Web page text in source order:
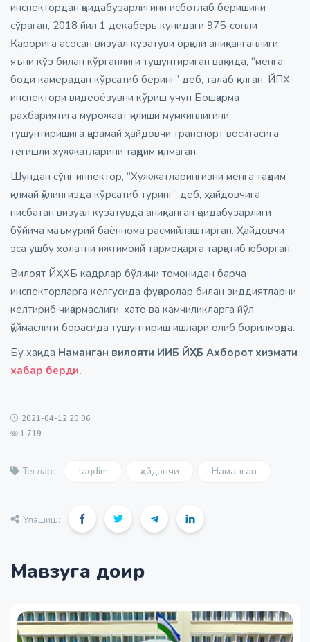
инспектордан қоидабузарлигини исботлаб беришини
сўраган, 2018 йил 1 декаберь кунидаги 975-сонли
Қарорига асосан визуал кузатуви орқали аниқланганлиги
яъни кўз билан кўрганлиги тушунтириган вақтида, “менга
боди камерадан кўрсатиб беринг” деб, талаб қилган, ЙПХ
инспектори видеоёзувни кўриш учун Бошқарма
рахбариятига мурожаат қилиши мумкинлигини
тушунтиришига қарамай ҳайдовчи транспорт воситасига
тегишли хужжатларини тақдим қилмаган.
Шундан сўнг инпектор, “Хужжатларингизни менга тақдим
қилмай қўлингизда кўрсатиб туринг” деб, ҳайдовчига
нисбатан визуал кузатувда аниқланган қоидабузарлиги
бўйича маъмурий баённома расмийлаштирган. Ҳайдовчи
эса ушбу ҳолатни ижтимоий тармоқларга тарқатиб юборган.
Вилоят ЙҲХБ кадрлар бўлими томонидан барча
инспекторларга келгусида фуқаролар билан зиддиятларни
келтириб чиқармаслиги, хато ва камчиликларга йўл
қўймаслиги борасида тушунтириш ишлари олиб борилмоқда.
Бу хақида Наманган вилояти ИИБ ЙҲХБ Ахборот хизмати
хабар берди.
2021-04-12 20:06
1 719
Теглар: taqdim ҳайдовчи Наманган
Улашиш:
Мавзуга доир